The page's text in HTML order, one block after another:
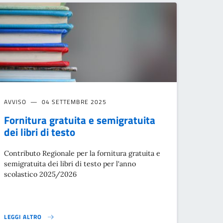
BENEFICIARI DA INSERIRE NEI GRUPPI APPARTAMENTO}
AVVISO 04 SETTEMBRE 2025
Fornitura gratuita e semigratuita
dei libri di testo
Contributo Regionale per la fornitura gratuita e
semigratuita dei libri di testo per l'anno
scolastico 2025/2026
LEGGI ALTRO
FORNITURA GRATUITA E SEMIGRATUITA DEI LIBRI DI TESTO}